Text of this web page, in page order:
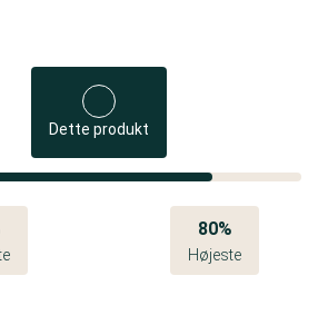
Dette produkt
80%
Højeste